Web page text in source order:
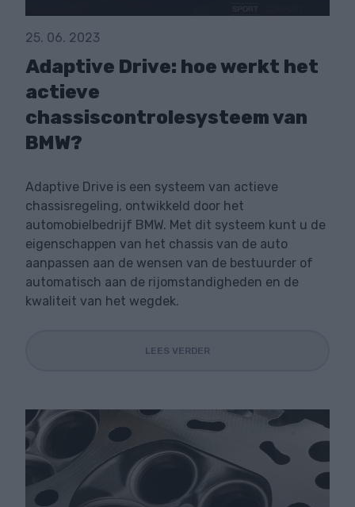
25. 06. 2023
Adaptive Drive: hoe werkt het
actieve
chassiscontrolesysteem van
BMW?
Adaptive Drive is een systeem van actieve
chassisregeling, ontwikkeld door het
automobielbedrijf BMW. Met dit systeem kunt u de
eigenschappen van het chassis van de auto
aanpassen aan de wensen van de bestuurder of
automatisch aan de rijomstandigheden en de
kwaliteit van het wegdek.
LEES VERDER